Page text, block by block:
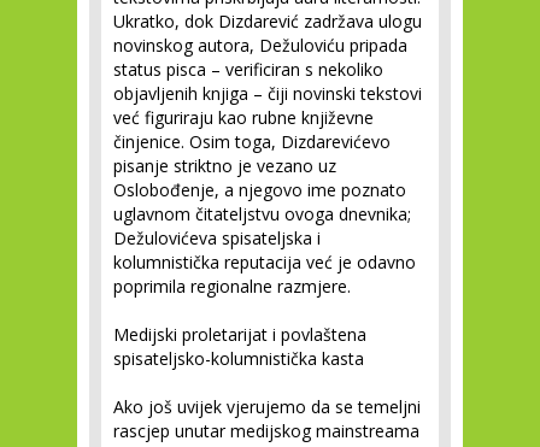
Ukratko, dok Dizdarević zadržava ulogu
novinskog autora, Dežuloviću pripada
status pisca – verificiran s nekoliko
objavljenih knjiga – čiji novinski tekstovi
već figuriraju kao rubne književne
činjenice. Osim toga, Dizdarevićevo
pisanje striktno je vezano uz
Oslobođenje, a njegovo ime poznato
uglavnom čitateljstvu ovoga dnevnika;
Dežulovićeva spisateljska i
kolumnistička reputacija već je odavno
poprimila regionalne razmjere.
Medijski proletarijat i povlaštena
spisateljsko-kolumnistička kasta
Ako još uvijek vjerujemo da se temeljni
rascjep unutar medijskog mainstreama